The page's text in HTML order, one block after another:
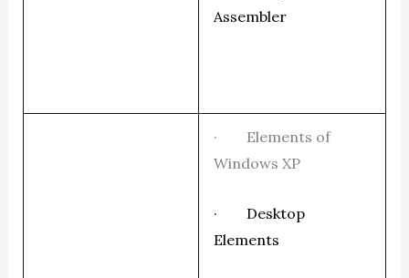
Assembler
· Elements of
Windows XP
· Desktop
Elements